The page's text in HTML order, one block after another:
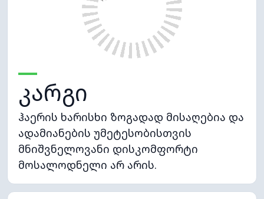
კარგი
ჰაერის ხარისხი ზოგადად მისაღებია და
ადამიანების უმეტესობისთვის
მნიშვნელოვანი დისკომფორტი
მოსალოდნელი არ არის.